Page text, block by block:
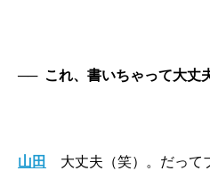
── これ、書いちゃって大丈
山田
大丈夫（笑）。だって